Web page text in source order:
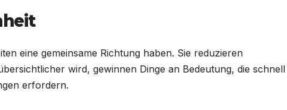
eine gemeinsame Richtung haben. Sie reduzieren
wird, gewinnen Dinge an Bedeutung, die schnell
erfordern.